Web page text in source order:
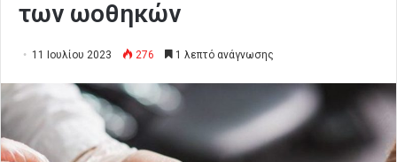
των ωοθηκών
11 Ιουλίου 2023 276 1 λεπτό ανάγνωσης